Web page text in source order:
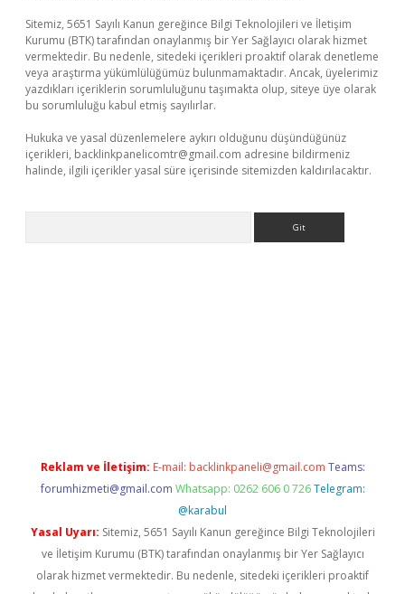
Sitemiz, 5651 Sayılı Kanun gereğince Bilgi Teknolojileri ve İletişim
Kurumu (BTK) tarafından onaylanmış bir Yer Sağlayıcı olarak hizmet
vermektedir. Bu nedenle, sitedeki içerikleri proaktif olarak denetleme
veya araştırma yükümlülüğümüz bulunmamaktadır. Ancak, üyelerimiz
yazdıkları içeriklerin sorumluluğunu taşımakta olup, siteye üye olarak
bu sorumluluğu kabul etmiş sayılırlar.
Hukuka ve yasal düzenlemelere aykırı olduğunu düşündüğünüz
içerikleri, backlinkpanelicomtr@gmail.com adresine bildirmeniz
halinde, ilgili içerikler yasal süre içerisinde sitemizden kaldırılacaktır.
Reklam ve İletişim: E-mail: backlinkpaneli@gmail.com Teams:
forumhizmeti@gmail.com Whatsapp: 0262 606 0 726 Telegram:
@karabul
Yasal Uyarı: Sitemiz, 5651 Sayılı Kanun gereğince Bilgi Teknolojileri
ve İletişim Kurumu (BTK) tarafından onaylanmış bir Yer Sağlayıcı
olarak hizmet vermektedir. Bu nedenle, sitedeki içerikleri proaktif